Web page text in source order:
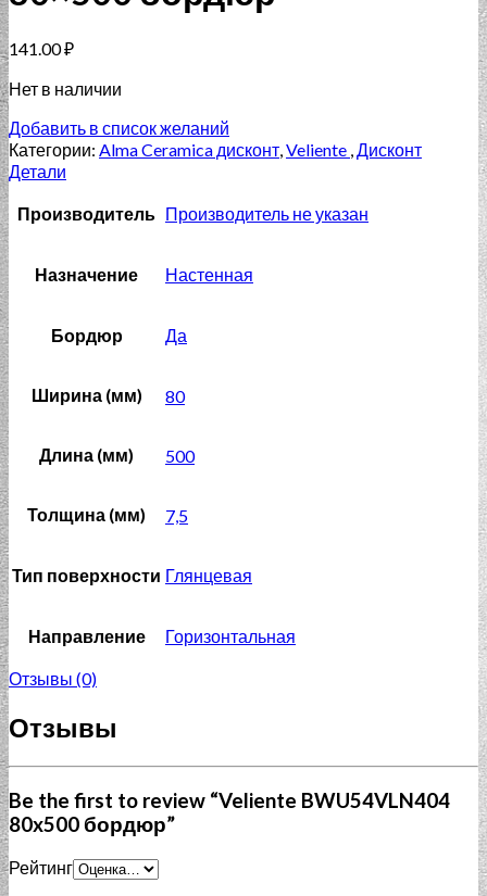
141.00₽
Нет в наличии
Добавить в список желаний
Категории: Alma Ceramica дисконт,Veliente ,Дисконт
Детали
Производитель Производитель не указан
Назначение Настенная
Бордюр Да
Ширина (мм) 80
Длина (мм) 500
Толщина (мм) 7,5
Тип поверхности Глянцевая
Направление Горизонтальная
Отзывы (0)
Отзывы
Be the first to review “Veliente BWU54VLN404
80x500 бордюр”
Рейтинг